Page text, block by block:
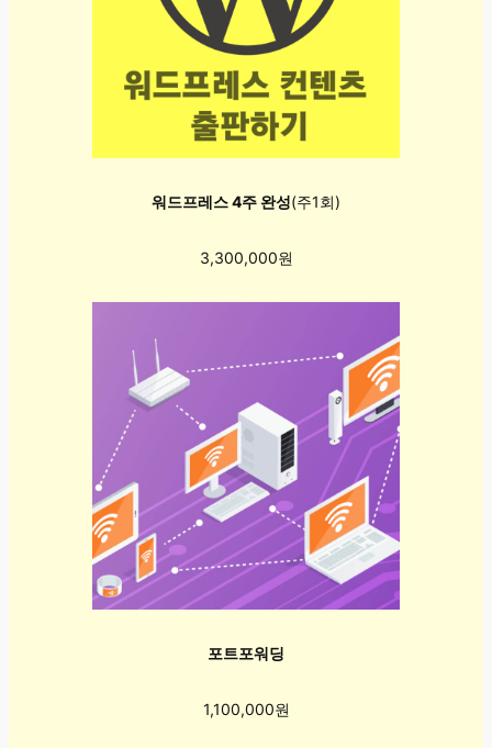
워드프레스 4주 완성(주1회)
3,300,000원
포트포워딩
1,100,000원